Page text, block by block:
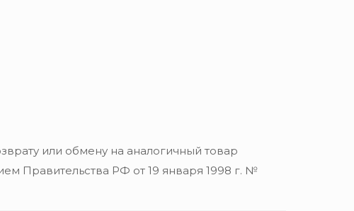
или обмену на аналогичный товар
Правительства РФ от 19 января 1998 г. №